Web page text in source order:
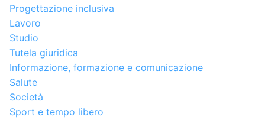
Progettazione inclusiva
Lavoro
Studio
Tutela giuridica
Informazione, formazione e comunicazione
Salute
Società
Sport e tempo libero